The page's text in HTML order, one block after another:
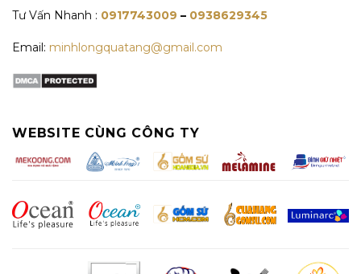
Tư Vấn Nhanh : 0917743009 – 0938629345
Email: minhlongquatang@gmail.com
WEBSITE CÙNG CÔNG TY